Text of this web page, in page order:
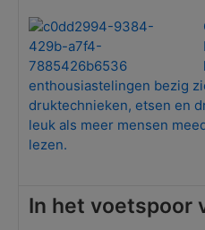
enthousiastelingen bezig
druktechnieken, etsen en
leuk als meer mensen
lezen.
In het voetspoor